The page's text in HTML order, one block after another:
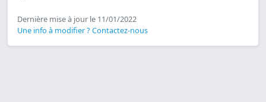
Dernière mise à jour le 11/01/2022
Une info à modifier ? Contactez-nous